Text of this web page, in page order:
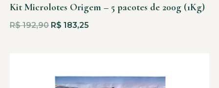
Kit Microlotes Origem – 5 pacotes de 200g (1Kg)
R$192,90 R$ 183,25